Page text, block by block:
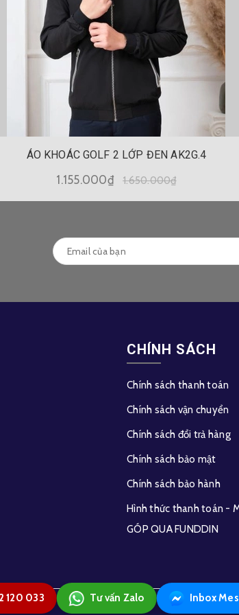
ÁO KHOÁC GOLF 2 LỚP ĐEN AK2G.4
1.155.000₫ 1.650.000₫
CHÍNH SÁCH
Chính sách thanh toán
Chính sách vận chuyển
Chính sách đổi trả hàng
Chính sách bảo mật
Chính sách bảo hành
Hình thức thanh toán -
GÓP QUA FUNDDIN
120 033 Tư vấn Zalo Inbox